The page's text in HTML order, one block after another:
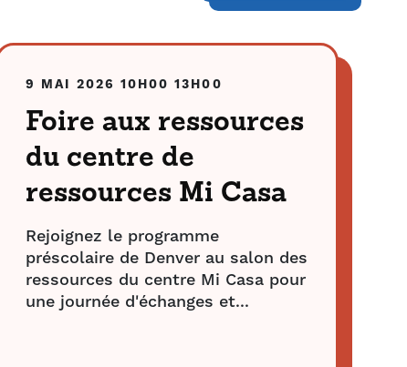
9 MAI 2026 10H00 13H00
Foire aux ressources
du centre de
ressources Mi Casa
Rejoignez le programme
préscolaire de Denver au salon des
ressources du centre Mi Casa pour
une journée d'échanges et...